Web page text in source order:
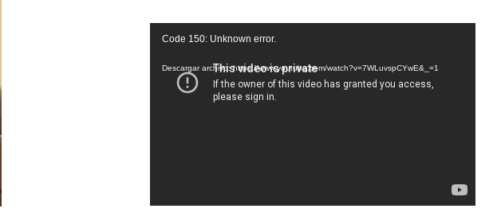
Reproductor
vídeo
Code 150: Unknown error.
Descargar archivo: https://www.youtube.com/watch?v=7WLuvspCYwE&_=1